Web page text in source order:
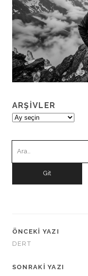
ARŞIVLER
Arşivler
ÖNCEKI YAZI
DERT
SONRAKI YAZI